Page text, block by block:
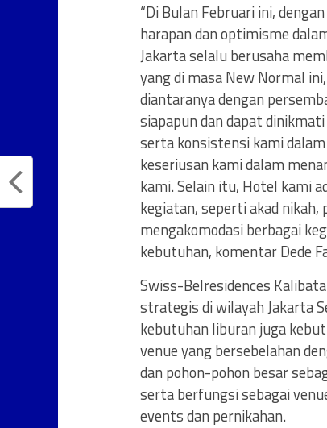
“Di Bulan Februari ini,
harapan dan optimisme
Jakarta selalu berusaha
yang di masa New Normal
diantaranya dengan
siapapun dan dapat
serta konsistensi kami
keseriusan kami dalam
kami. Selain itu, Hotel kami
kegiatan, seperti akad
mengakomodasi berbagai
kebutuhan, komentar Dede
Swiss-Belresidences
strategis di wilayah Jakarta
kebutuhan liburan juga
venue yang bersebelahan
dan pohon-pohon besar
serta berfungsi sebagai
events dan pernikahan.